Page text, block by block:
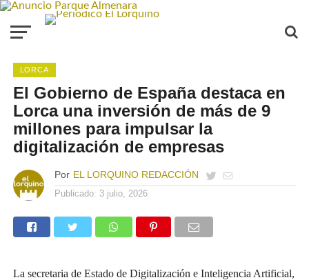
LORCA
El Gobierno de España destaca en
Lorca una inversión de más de 9
millones para impulsar la
digitalización de empresas
Por EL LORQUINO REDACCIÓN
Publicado: 3 julio, 2026
La secretaria de Estado de Digitalización e Inteligencia Artificial,